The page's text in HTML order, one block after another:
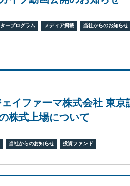
ープログラム メディア掲載 当社からのお知らせ
イファーマ株式会社 東京
株式上場について
当社からのお知らせ 投資ファンド